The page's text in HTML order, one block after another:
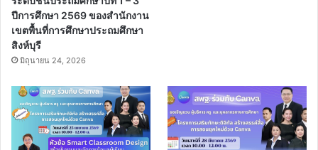
ปีการศึกษา 2569 ของสำนักงาน
เขตพื้นที่การศึกษาประถมศึกษา
สิงห์บุรี
มิถุนายน 24, 2026